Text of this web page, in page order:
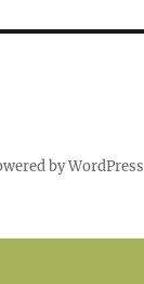
by WordPress